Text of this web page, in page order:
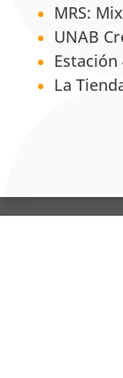
MRS:
UNAB
Estación
La